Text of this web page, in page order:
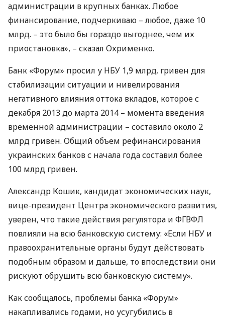
администрации в крупных банках. Любое
финансирование, подчеркиваю – любое, даже 10
млрд. – это было бы гораздо выгоднее, чем их
приостановка», – сказал Охрименко.
Банк «Форум» просил у НБУ 1,9 млрд. гривен для
стабилизации ситуации и нивелирования
негативного влияния оттока вкладов, которое с
декабря 2013 до марта 2014 – момента введения
временной администрации – составило около 2
млрд гривен. Общий объем рефинансирования
украинских банков с начала года составил более
100 млрд гривен.
Александр Кошик, кандидат экономических наук,
вице-президент Центра экономического развития,
уверен, что такие действия регулятора и ФГВФЛ
повлияли на всю банковскую систему: «Если НБУ и
правоохранительные органы будут действовать
подобным образом и дальше, то впоследствии они
рискуют обрушить всю банковскую систему».
Как сообщалось, проблемы банка «Форум»
накапливались годами, но усугубились в